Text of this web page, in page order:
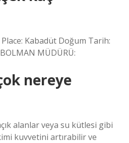
Kabadüt Doğum Tarih:
MÜDÜRÜ:
nereye
alanlar veya su kütlesi gibi
kuvvetini artırabilir ve